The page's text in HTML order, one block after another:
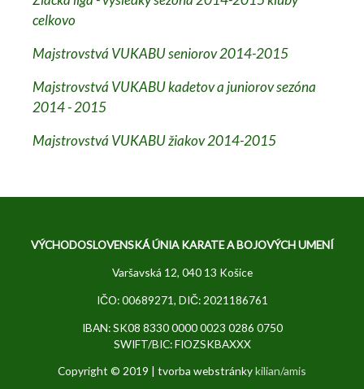
celkovo
Majstrovstvá VUKABU seniorov 2014-2015
Majstrovstvá VUKABU kadetov a juniorov sezóna
2014 - 2015
Majstrovstvá VUKABU žiakov 2014-2015
VÝCHODOSLOVENSKÁ ÚNIA KARATE A BOJOVÝCH UMENÍ
Varšavská 12, 040 13 Košice
IČO: 00689271, DIČ: 2021186761
IBAN: SK08 8330 0000 0023 0286 0750
SWIFT/BIC: FIOZSKBAXXX
Copyright © 2019 | tvorba webstránkykilian/amis